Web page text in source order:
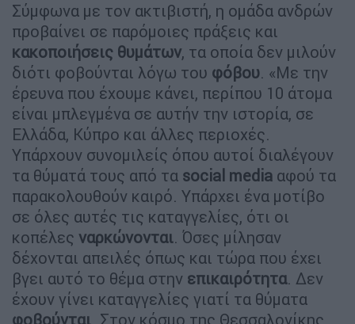
Σύμφωνα με τον ακτιβιστή, η ομάδα ανδρών
προβαίνει σε παρόμοιες πράξεις και
κακοποιήσεις θυμάτων, τα οποία δεν μιλούν
διότι φοβούνται λόγω του φόβου. «Με την
έρευνα που έχουμε κάνει, περίπου 10 άτομα
είναι μπλεγμένα σε αυτήν την ιστορία, σε
Ελλάδα, Κύπρο και άλλες περιοχές.
Υπάρχουν συνομιλείς όπου αυτοί διαλέγουν
τα θύματά τους από τα social media αφού τα
παρακολουθούν καιρό. Υπάρχει ένα μοτίβο
σε όλες αυτές τις καταγγελίες, ότι οι
κοπέλες ναρκώνονται. Όσες μίλησαν
δέχονται απειλές όπως και τώρα που έχει
βγει αυτό το θέμα στην επικαιρότητα. Δεν
έχουν γίνει καταγγελίες γιατί τα θύματα
φοβούνται. Στον κόσμο της Θεσσαλονίκης